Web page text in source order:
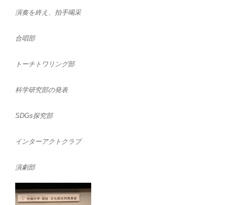
演奏を終え、拍手喝采
合唱部
トーチトワリング部
科学研究部の発表
SDGs探究部
インターアクトクラブ
演劇部